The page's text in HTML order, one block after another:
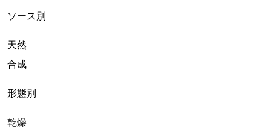
ソース別
天然
合成
形態別
乾燥